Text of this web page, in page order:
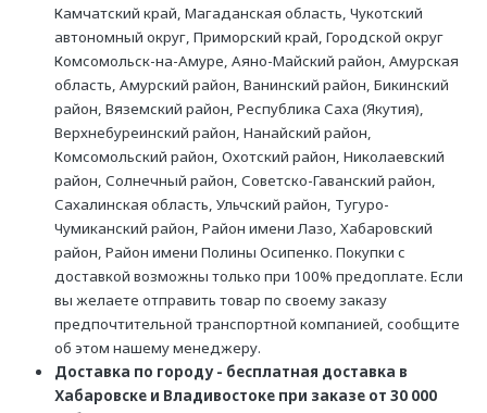
Камчатский край, Магаданская область, Чукотский
автономный округ, Приморский край, Городской округ
Комсомольск-на-Амуре, Аяно-Майский район, Амурская
область, Амурский район, Ванинский район, Бикинский
район, Вяземский район, Республика Саха (Якутия),
Верхнебуреинский район, Нанайский район,
Комсомольский район, Охотский район, Николаевский
район, Солнечный район, Советско-Гаванский район,
Сахалинская область, Ульчский район, Тугуро-
Чумиканский район, Район имени Лазо, Хабаровский
район, Район имени Полины Осипенко. Покупки с
доставкой возможны только при 100% предоплате. Если
вы желаете отправить товар по своему заказу
предпочтительной транспортной компанией, сообщите
об этом нашему менеджеру.
Доставка по городу - бесплатная доставка в
Хабаровске и Владивостоке при заказе от 30 000